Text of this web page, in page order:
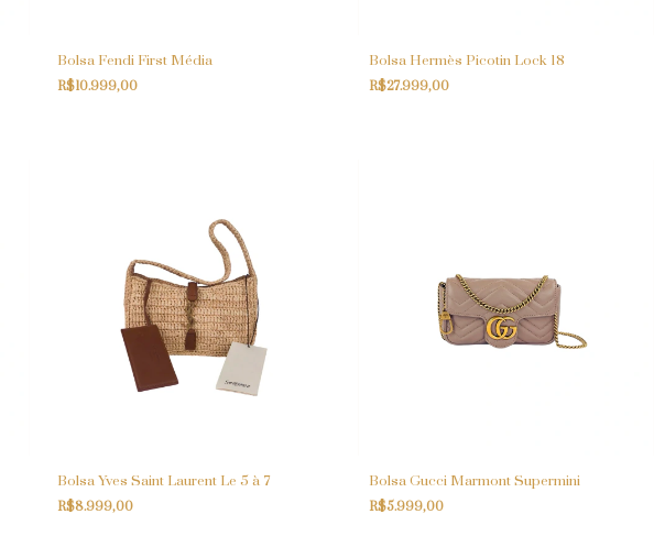
Bolsa Fendi First Média
R$10.999,00
Bolsa Hermès Picotin Lock 18
R$27.999,00
Bolsa Yves Saint Laurent Le 5 à 7
R$8.999,00
Bolsa Gucci Marmont Supermini
R$5.999,00